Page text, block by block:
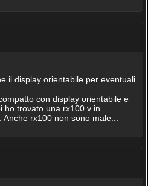
il display orientabile per eventuali
con display orientabile e
ho trovato una rx100 v in
rx100 non sono male...